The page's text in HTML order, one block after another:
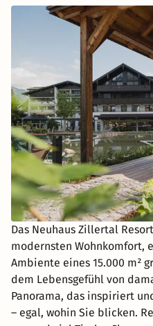
Das Neuhaus Zillertal
modernsten Wohnkomfort,
Ambiente eines 15.000 m²
dem Lebensgefühl von
Panorama, das inspiriert
– egal, wohin Sie blicken.